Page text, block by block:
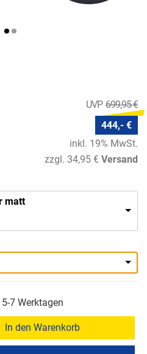
699,95 €
444,- €
inkl. 19% MwSt.
zzgl. 34,95 € Versand
matt
7 Werktagen
In den Warenkorb